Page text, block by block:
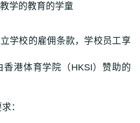
学的教育的学童
学校的雇佣条款，学校员工享
香港体育学院（HKSI）赞助的
：